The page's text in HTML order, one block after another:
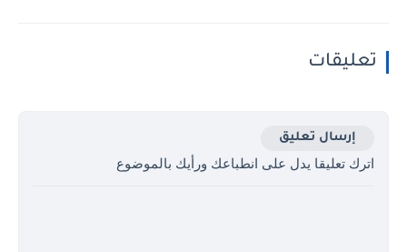
تعليقات
إرسال تعليق
اترك تعليقا يدل على انطباعك ورأيك بالموضوع